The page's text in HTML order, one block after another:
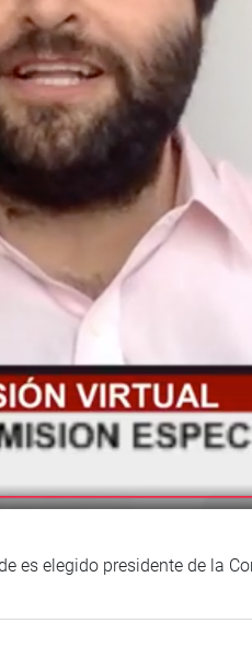
es elegido presidente de la